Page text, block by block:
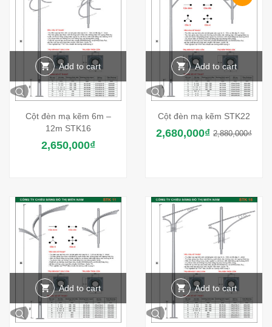
Add to cart
Cột đèn mạ kẽm 6m –
12m STK16
2,650,000₫
Add to cart
Cột đèn mạ kẽm STK22
2,880,000₫
2,680,000₫
Add to cart Add to cart